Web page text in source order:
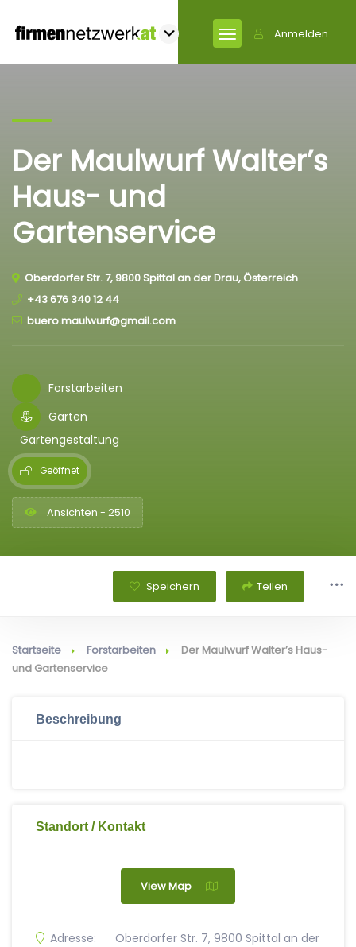
Anmelden
Der Maulwurf Walter’s
Haus- und
Gartenservice
Oberdorfer Str. 7, 9800 Spittal an der Drau, Österreich
+43 676 340 12 44
buero.maulwurf@gmail.com
Forstarbeiten
Garten
Gartengestaltung
Geöffnet
Ansichten - 2510
Speichern Teilen
Startseite Forstarbeiten
Der Maulwurf Walter’s Haus-
und Gartenservice
Beschreibung
Standort / Kontakt
View Map
Adresse:
Oberdorfer Str. 7, 9800 Spittal an der